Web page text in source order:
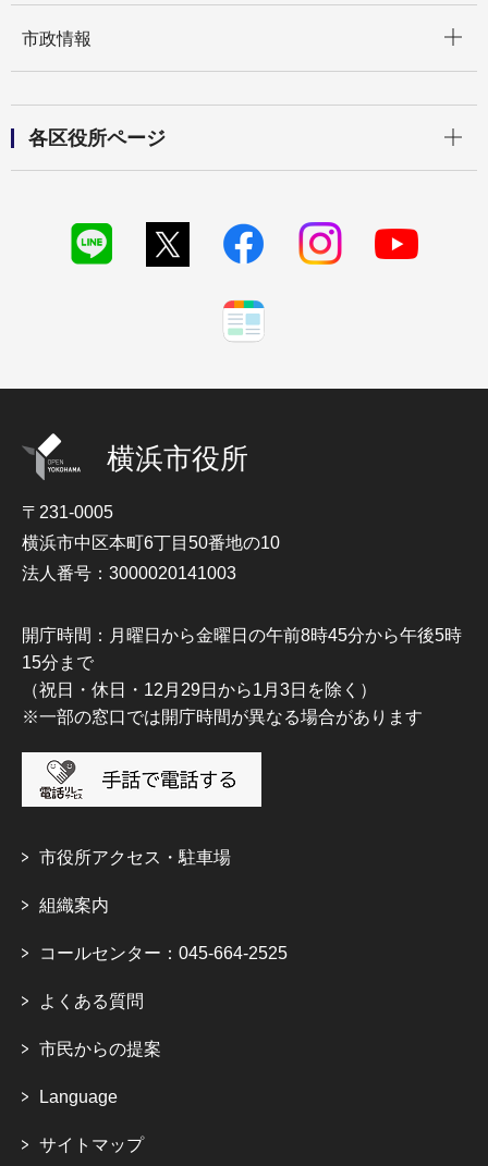
市政情報
各区役所ページ
横浜市役所
〒231-0005
横浜市中区本町6丁目50番地の10
法人番号：3000020141003
開庁時間：月曜日から金曜日の午前8時45分から午後5時
15分まで
（祝日・休日・12月29日から1月3日を除く）
※一部の窓口では開庁時間が異なる場合があります
市役所アクセス・駐車場
組織案内
コールセンター：045-664-2525
よくある質問
市民からの提案
Language
サイトマップ